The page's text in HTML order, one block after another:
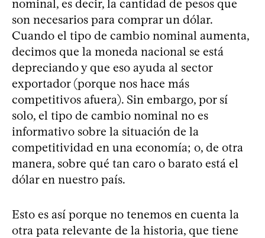
nominal, es decir, la cantidad de pesos que
son necesarios para comprar un dólar.
Cuando el tipo de cambio nominal aumenta,
decimos que la moneda nacional se está
depreciando y que eso ayuda al sector
exportador (porque nos hace más
competitivos afuera). Sin embargo, por sí
solo, el tipo de cambio nominal no es
informativo sobre la situación de la
competitividad en una economía; o, de otra
manera, sobre qué tan caro o barato está el
dólar en nuestro país.
Esto es así porque no tenemos en cuenta la
otra pata relevante de la historia, que tiene